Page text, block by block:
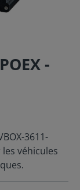
-
3611-
véhicules